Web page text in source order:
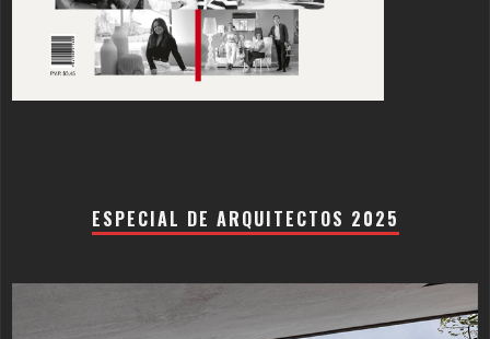
ESPECIAL DE ARQUITECTOS 2025